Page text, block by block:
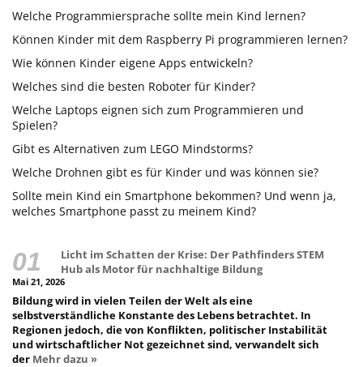
Welche Programmiersprache sollte mein Kind lernen?
Können Kinder mit dem Raspberry Pi programmieren lernen?
Wie können Kinder eigene Apps entwickeln?
Welches sind die besten Roboter für Kinder?
Welche Laptops eignen sich zum Programmieren und
Spielen?
Gibt es Alternativen zum LEGO Mindstorms?
Welche Drohnen gibt es für Kinder und was können sie?
Sollte mein Kind ein Smartphone bekommen? Und wenn ja,
welches Smartphone passt zu meinem Kind?
Licht im Schatten der Krise: Der Pathfinders STEM
Hub als Motor für nachhaltige Bildung
Mai 21, 2026
Bildung wird in vielen Teilen der Welt als eine
selbstverständliche Konstante des Lebens betrachtet. In
Regionen jedoch, die von Konflikten, politischer Instabilität
und wirtschaftlicher Not gezeichnet sind, verwandelt sich
der Mehr dazu »